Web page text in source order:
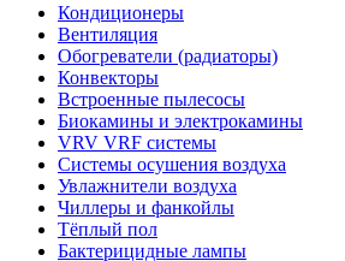
Кондиционеры
Вентиляция
Обогреватели (радиаторы)
Конвекторы
Встроенные пылесосы
Биокамины и электрокамины
VRV VRF системы
Системы осушения воздуха
Увлажнители воздуха
Чиллеры и фанкойлы
Тёплый пол
Бактерицидные лампы